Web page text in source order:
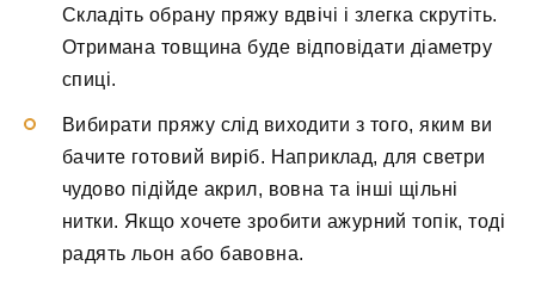
Складіть обрану пряжу вдвічі і злегка скрутіть.
Отримана товщина буде відповідати діаметру
спиці.
Вибирати пряжу слід виходити з того, яким ви
бачите готовий виріб. Наприклад, для светри
чудово підійде акрил, вовна та інші щільні
нитки. Якщо хочете зробити ажурний топік, тоді
радять льон або бавовна.